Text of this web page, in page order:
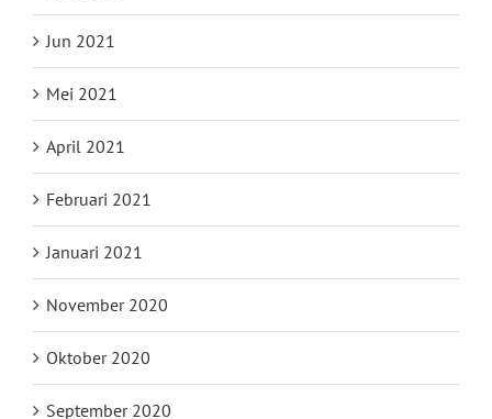
Jun 2021
Mei 2021
April 2021
Februari 2021
Januari 2021
November 2020
Oktober 2020
September 2020